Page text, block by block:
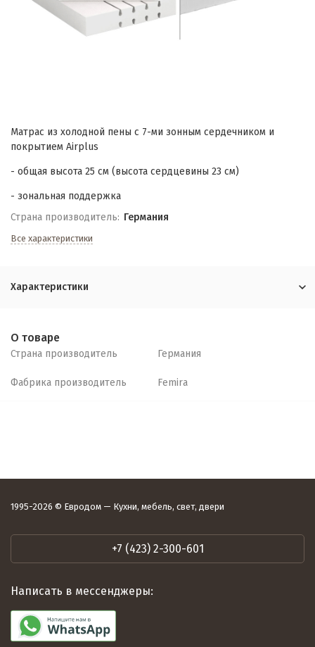
Матрас из холодной пены с 7-ми зонным сердечником и
покрытием Airplus
- общая высота 25 см (высота сердцевины 23 см)
- зональная поддержка
Страна производитель: Германия
Все характеристики
Характеристики
О товаре
Страна производитель Германия
Фабрика производитель Femira
1995-2026 © Евродом — Кухни, мебель, свет, двери
+7 (423) 2-300-601
Написать в мессенджеры: